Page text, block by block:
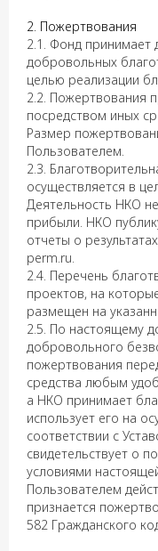
2. Пожертвования
2.1. Фонд принимает
добровольных
целью реализации
2.2. Пожертвования
посредством иных
Размер
Пользователем.
2.3.
осуществляется в
Деятельность НКО
прибыли. НКО
отчеты о
perm.ru.
2.4. Перечень
проектов, на
размещен на
2.5. По настоящему
добровольного
пожертвования
средства любым
а НКО принимает
использует его на
соответствии с
свидетельствует о
условиями
Пользователем
признается
582 Гражданского